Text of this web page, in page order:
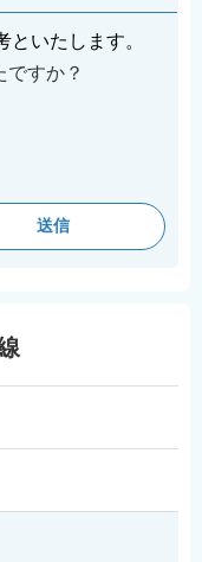
いたします。
ですか？